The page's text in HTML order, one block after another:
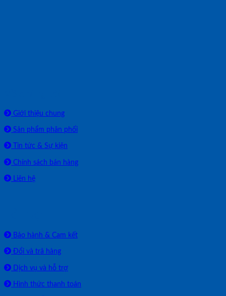
Giới thiệu chung
Sản phẩm phân phối
Tin tức & Sự kiện
Chính sách bán hàng
Liên hệ
Bảo hành & Cam kết
Đổi và trả hàng
Dịch vụ và hỗ trợ
Hình thức thanh toán